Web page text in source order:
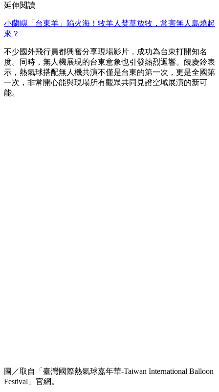
延伸閱讀
小蘭嶼「台東羊」陷火海！牧羊人焚草放牧，常害無人島燒起
來？
不少國外飛行員都興奮分享現場影片，成功為台東打開知名
度。同時，無人機展現的台東意象也引發熱烈迴響。饒慶鈴表
示，熱氣球搭配無人機共演不僅是台東的第一次，更是全國第
一次，非常開心能與現場所有觀眾共同見證空域展演的新可
能。
圖／取自「臺灣國際熱氣球嘉年華-Taiwan International Balloon
Festival」官網。